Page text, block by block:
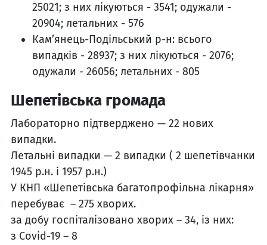
25021; з них лікуються - 3541; одужали -
20904; летальних - 576
Кам’янець-Подільський р-н: всього
випадків - 28937; з них лікуються - 2076;
одужали - 26056; летальних - 805
Шепетівська громада
Лабораторно підтверджено — 22 нових
випадки.
Летальні випадки — 2 випадки ( 2 шепетівчанки
1945 р.н. і 1957 р.н.)
У КНП «Шепетівська багатопрофільна лікарня»
перебуває – 275 хворих.
за добу госпіталізовано хворих – 34, із них:
з Covid-19 – 8